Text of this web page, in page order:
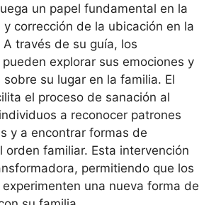
un papel fundamental en la
corrección de la ubicación en la
través de su guía, los
explorar sus emociones y
sobre su lugar en la familia. El
el proceso de sanación al
a reconocer patrones
y a encontrar formas de
orden familiar. Esta intervención
permitiendo que los
una nueva forma de